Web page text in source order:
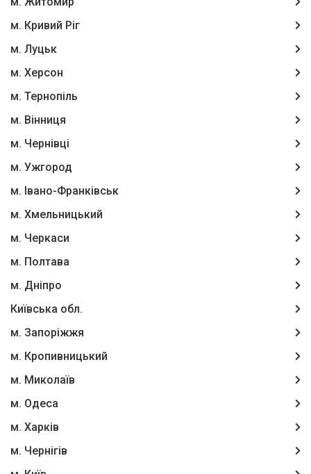
м. Кривий Ріг
м. Луцьк
м. Херсон
м. Тернопіль
м. Вінниця
м. Чернівці
м. Ужгород
м. Івано-Франківськ
м. Хмельницький
м. Черкаси
м. Полтава
м. Дніпро
Київська обл.
м. Запоріжжя
м. Кропивницький
м. Миколаїв
м. Одеса
м. Харків
м. Чернігів